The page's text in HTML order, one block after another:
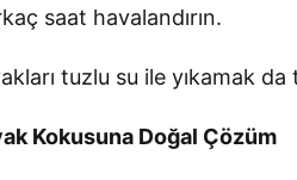
saat havalandırın.
tuzlu su ile yıkamak
Kokusuna Doğal Çözüm